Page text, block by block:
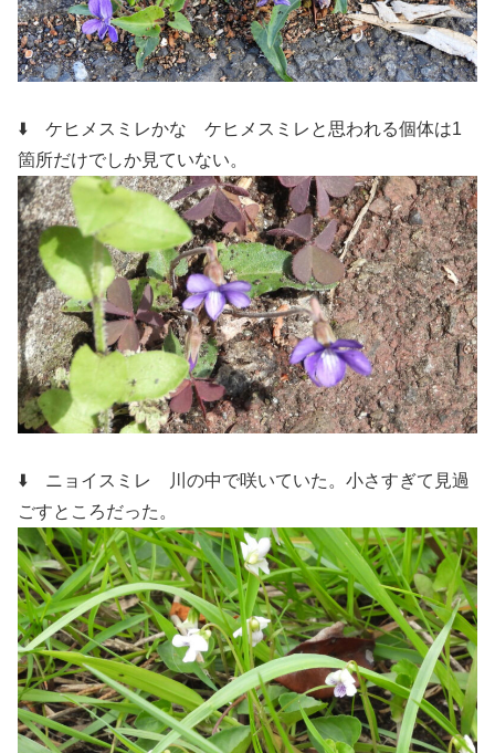
⬇️ ケヒメスミレかな ケヒメスミレと思われる個体は1
箇所だけでしか見ていない。
⬇️ ニョイスミレ
川の中で咲いていた。小さすぎて見過
ごすところだった。